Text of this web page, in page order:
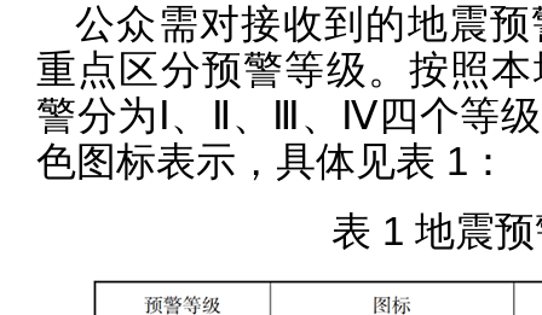
公众需对接收到的地震
重点区分预警等级。按照
警分为Ⅰ、Ⅱ、Ⅲ、Ⅳ四个等
色图标表示，具体见表 1：
表 1 地震